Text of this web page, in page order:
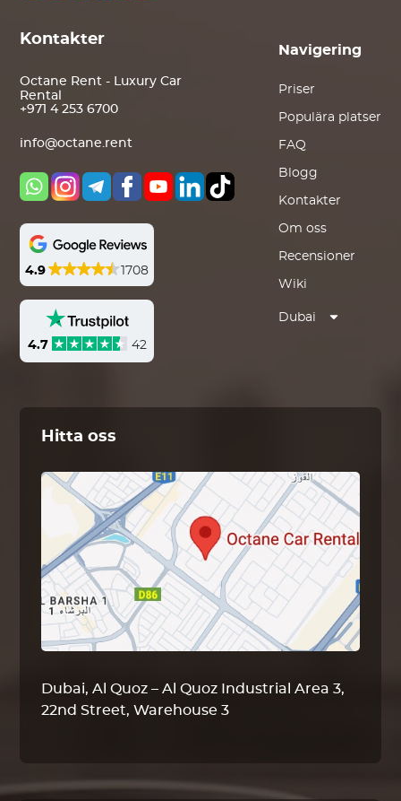
Kontakter
Octane Rent - Luxury Car
Rental
+971 4 253 6700
info@octane.rent
4.9 1708
4.7 42
Navigering
Priser
Populära platser
FAQ
Blogg
Kontakter
Om oss
Recensioner
Wiki
Dubai
Hitta oss
Dubai, Al Quoz – Al Quoz Industrial Area 3,
22nd Street, Warehouse 3